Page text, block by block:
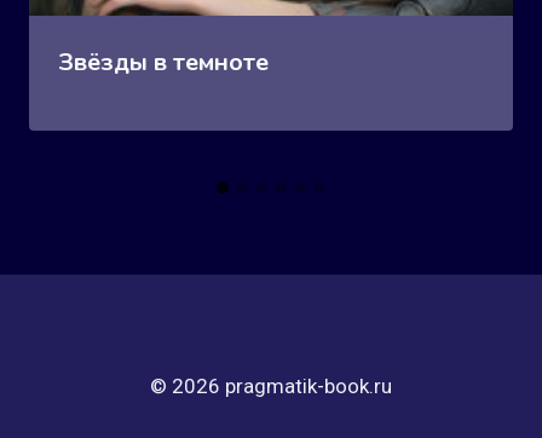
Звёзды в темноте
© 2026 pragmatik-book.ru